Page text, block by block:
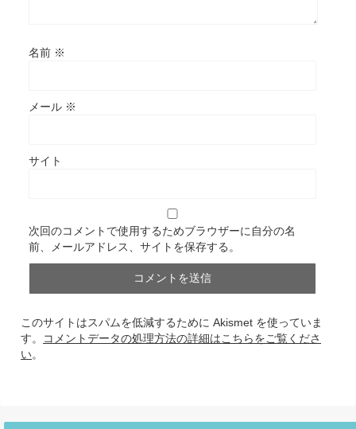
名前 ※
メール ※
サイト
次回のコメントで使用するためブラウザーに自分の名
前、メールアドレス、サイトを保存する。
このサイトはスパムを低減するために Akismet を使っていま
す。
コメントデータの処理方法の詳細はこちらをご覧くださ
い。